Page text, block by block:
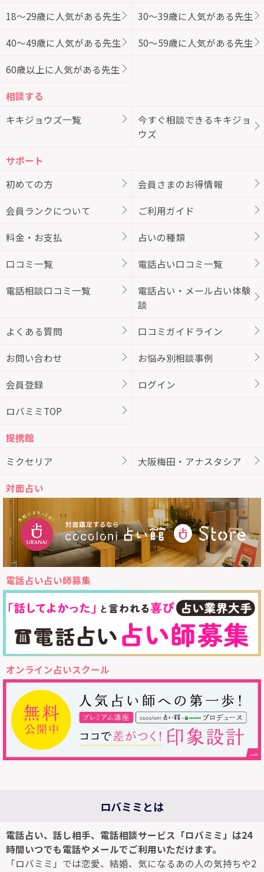
18～29歳に人気がある先生 30～39歳に人気がある先生
40～49歳に人気がある先生 50～59歳に人気がある先生
60歳以上に人気がある先生
相談する
キキジョウズ一覧
今すぐ相談できるキキジョ
ウズ
サポート
初めての方
会員さまのお得情報
会員ランクについて ご利用ガイド
料金・お支払 占いの種類
口コミ一覧 電話占い口コミ一覧
電話相談口コミ一覧
電話占い・メール占い体験
談
よくある質問 口コミガイドライン
お問い合わせ お悩み別相談事例
会員登録 ログイン
ロバミミTOP
提携館
ミクセリア
大阪梅田・アナスタシア
対面占い
電話占い占い師募集
オンライン占いスクール
ロバミミとは
電話占い、話し相手、電話相談サービス「ロバミミ」は24
時間いつでも電話やメールでご利用いただけます。
「ロバミミ」では恋愛、結婚、気になるあの人の気持ちや2